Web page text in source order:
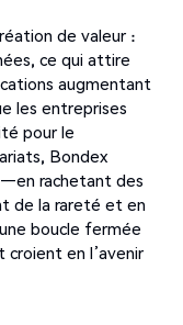
de valeur :
ce qui attire
augmentant
les entreprises
pour le
Bondex
rachetant des
de la rareté et en
boucle fermée
en l’avenir